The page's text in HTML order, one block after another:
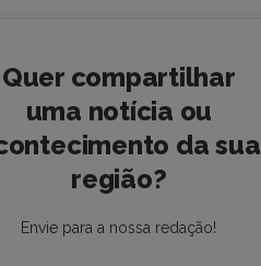
Quer compartilhar
uma notícia ou
da sua
região?
Envie para a nossa redação!